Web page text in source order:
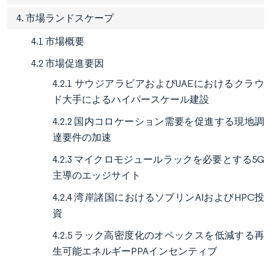
4. 市場ランドスケープ
4.1 市場概要
4.2 市場促進要因
4.2.1 サウジアラビアおよびUAEにおけるクラウ
ド大手によるハイパースケール建設
4.2.2 国内コロケーション需要を促進する現地調
達要件の加速
4.2.3 マイクロモジュールラックを必要とする5G
主導のエッジサイト
4.2.4 湾岸諸国におけるソブリンAIおよびHPC投
資
4.2.5 ラック高密度化のオペックスを低減する再
生可能エネルギーPPAインセンティブ